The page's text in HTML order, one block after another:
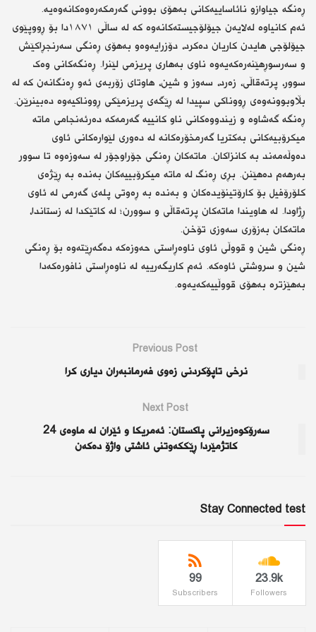
ڕەنگە جیاوازو نائاساییەکانی بەهۆی بوونی گەرمکەرەوەکانەوەیە.
ئه‌م كانیاوه‌ لەلایەن جیۆلۆجیستەکانەوە کە لە ساڵی ١٨٧١دا بۆ ڕووپێوی
جیۆلۆجی هایدن کاریان دەکرد، دۆزرایه‌وه‌و بەهۆی ڕەنگی سەرنجڕاکێش
و سەرسوڕهێنەرەکەیەوە ناوی بەهاری پریزمی لێنرا. ڕەنگەکانی وەک
سوور، پرتەقاڵی، زەرد، سەوز و شین، هاوتای زۆربەی ئەو ڕەنگانەن کە لە
بڵاوبوونەوەی ڕووناکی سپیدا لە ڕێگەی پریزمێکی ڕووناکیەوە دەبینرێن.
ڕەنگە گەشاوە و زیندووەکانی ناو کانییە گەرمەکە دەرئەنجامی ماتە
میکرۆبیەکانی بەکتریا گەرمخۆرەکانە لە دەوری لێوارەکانی ئاوی
دەوڵەمەند بە کانزاکان. ماتەکان ڕەنگی جۆراوجۆر لە سەوزەوە تا سوور
بەرهەم دەهێنن. بڕی ڕەنگ لە ماتە میکرۆبییەکان بەندە بە ڕێژەی
کلۆرۆفیل بۆ کارۆتینۆیدەکان و بەندە بە ڕەوتی پلەی گەرمی لە ئاوی
ڕژاودا. لە هاویندا ماتەکان پرتەقاڵی و سوورن؛ لە کاتێکدا لە زستاندا،
ماتەکان بەزۆری سەوزی تۆخن.
ڕەنگی شین و قووڵی ئاوی ناوەڕاستی حەوزەکە دەگەڕێتەوە بۆ ڕەنگی
شین و سروشتی ئاوەکە. ئەم کاریگەرییە لە ناوەڕاستی نافورەکەدا
بەهێزترە بەهۆی قووڵییەکەیەوە.
Previous Post
نرخی تاپۆکردنی زەوی فەرمانبەران دیاری کرا
Next Post
سەرۆکوەزیرانی پاکستان: ئەمریکا و ئێران لە ماوەی 24
کاتژمێردا ڕێککەوتنی ئاشتی واژۆ دەکەن
Stay Connected test
23.9k
Followers
99
Subscribers